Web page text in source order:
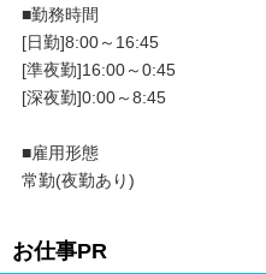
・経験者歓迎
・有資格者歓迎
・社会保険完備
・賞与あり
・ブランクOK
・40代以上応募可
・第二新卒歓迎
・履歴書不要
・厚生年金あり
・雇用保険あり
■勤務時間
[日勤]8:00～16:45
[準夜勤]16:00～0:45
[深夜勤]0:00～8:45
■雇用形態
常勤(夜勤あり)
お仕事PR